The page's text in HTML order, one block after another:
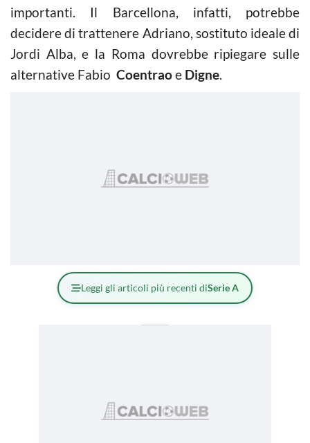
importanti. Il Barcellona, infatti, potrebbe
decidere di trattenere Adriano, sostituto ideale di
Jordi Alba, e la Roma dovrebbe ripiegare sulle
alternative Fabio Coentraoe Digne.
Leggi gli articoli più recenti diSerie A